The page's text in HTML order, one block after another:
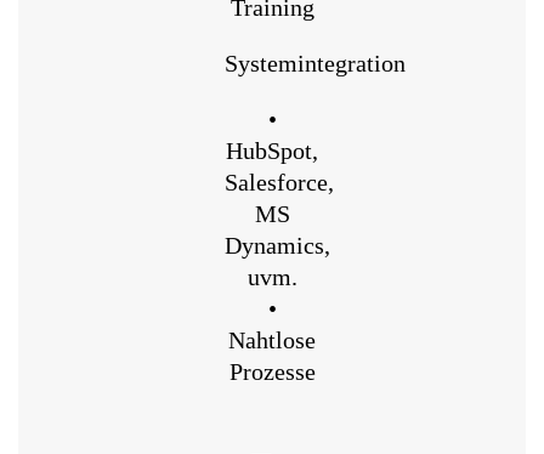
Training
Systemintegration
•
HubSpot,
Salesforce,
MS
Dynamics,
uvm.
•
Nahtlose
Prozesse